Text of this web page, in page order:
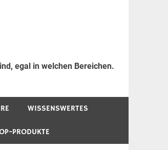
egal in welchen Bereichen.
WISSENSWERTES
PRODUKTE